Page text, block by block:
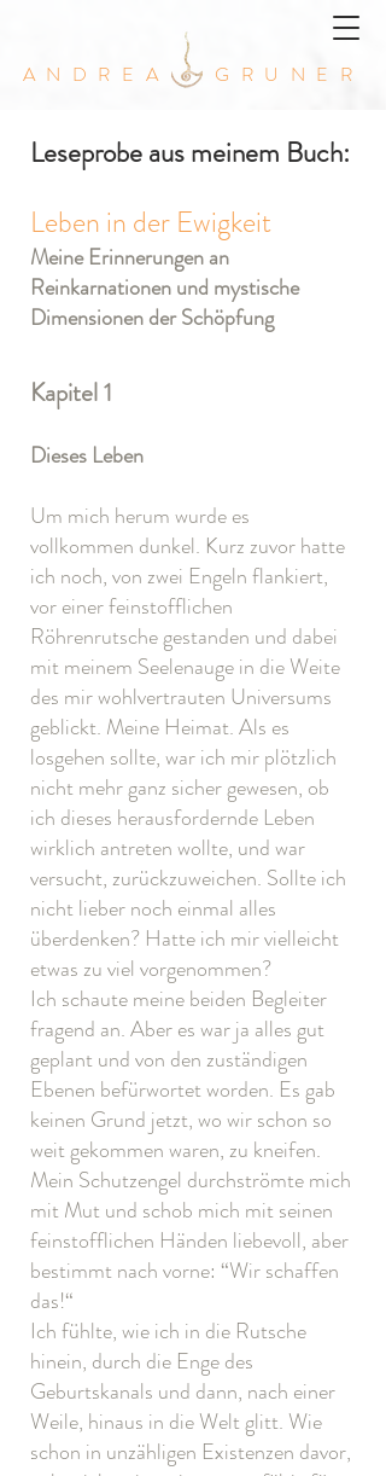
ANDREA GRUNER
Leseprobe aus meinem Buch:
Leben in der Ewigkeit
Meine Erinnerungen an
Reinkarnationen und mystische
Dimensionen der Schöpfung
Kapitel 1
Dieses Leben
Um mich herum wurde es
vollkommen dunkel. Kurz zuvor hatte
ich noch, von zwei Engeln flankiert,
vor einer feinstofflichen
Röhrenrutsche gestanden und dabei
mit meinem Seelenauge in die Weite
des mir wohlvertrauten Universums
geblickt. Meine Heimat. Als es
losgehen sollte, war ich mir plötzlich
nicht mehr ganz sicher gewesen, ob
ich dieses herausfordernde Leben
wirklich antreten wollte, und war
versucht, zurückzuweichen. Sollte ich
nicht lieber noch einmal alles
überdenken? Hatte ich mir vielleicht
etwas zu viel vorgenommen?
Ich schaute meine beiden Begleiter
fragend an. Aber es war ja alles gut
geplant und von den zuständigen
Ebenen befürwortet worden. Es gab
keinen Grund jetzt, wo wir schon so
weit gekommen waren, zu kneifen.
Mein Schutzengel durchströmte mich
mit Mut und schob mich mit seinen
feinstofflichen Händen liebevoll, aber
bestimmt nach vorne: “Wir schaffen
das!“
Ich fühlte, wie ich in die Rutsche
hinein, durch die Enge des
Geburtskanals und dann, nach einer
Weile, hinaus in die Welt glitt. Wie
schon in unzähligen Existenzen davor,